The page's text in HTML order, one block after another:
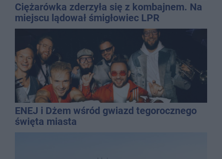
Ciężarówka zderzyła się z kombajnem. Na
miejscu lądował śmigłowiec LPR
ENEJ i Dżem wśród gwiazd tegorocznego
święta miasta